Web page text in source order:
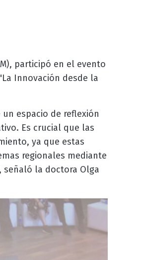
participó en el evento
Innovación desde la
espacio de reflexión
Es crucial que las
ya que estas
regionales mediante
la doctora Olga